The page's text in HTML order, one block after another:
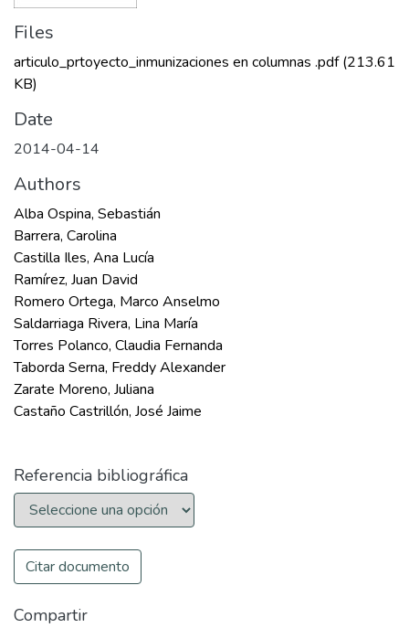
Files
articulo_prtoyecto_inmunizaciones en columnas .pdf(213.61
KB)
Date
2014-04-14
Authors
Alba Ospina, Sebastián
Barrera, Carolina
Castilla Iles, Ana Lucía
Ramírez, Juan David
Romero Ortega, Marco Anselmo
Saldarriaga Rivera, Lina María
Torres Polanco, Claudia Fernanda
Taborda Serna, Freddy Alexander
Zarate Moreno, Juliana
Castaño Castrillón, José Jaime
Referencia bibliográfica
Citar documento
Compartir